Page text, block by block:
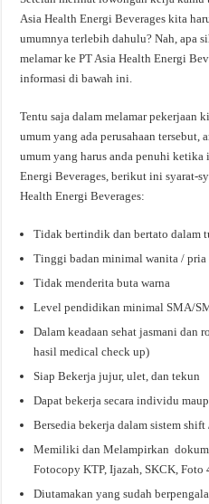
Asia Health Energi Beverages kita
umumnya terlebih dahulu? Nah, apa
melamar ke PT Asia Health Energi
informasi di bawah ini.
Tentu saja dalam melamar pekerjaan
umum yang ada perusahaan tersebut,
umum yang harus anda penuhi
Energi Beverages, berikut ini syarat-
Health Energi Beverages:
Tidak bertindik dan bertato dalam
Tinggi badan minimal wanita / pria
Tidak menderita buta warna
Level pendidikan minimal SMA/
Dalam keadaan sehat jasmani dan
hasil medical check up)
Siap Bekerja jujur, ulet, dan tekun
Dapat bekerja secara individu
Bersedia bekerja dalam sistem
Memiliki dan Melampirkan
Fotocopy KTP, Ijazah, SKCK, Foto
Diutamakan yang sudah